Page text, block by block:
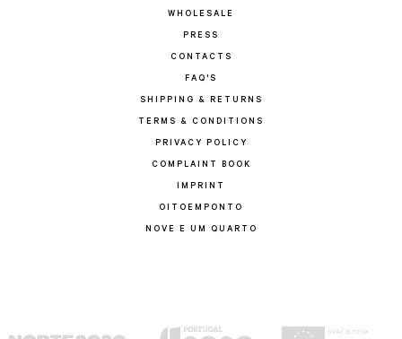
WHOLESALE
PRESS
CONTACTS
FAQ'S
SHIPPING & RETURNS
TERMS & CONDITIONS
PRIVACY POLICY
COMPLAINT BOOK
IMPRINT
OITOEMPONTO
NOVE E UM QUARTO